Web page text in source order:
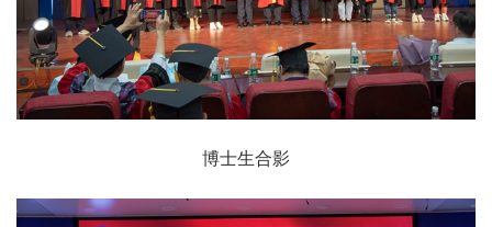
博士生合影